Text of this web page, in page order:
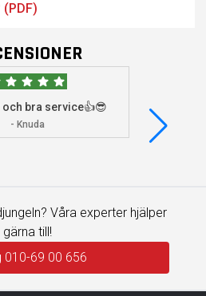
bra service👍😎
- Knuda
Våra experter hjälper
gärna till!
010-69 00 656